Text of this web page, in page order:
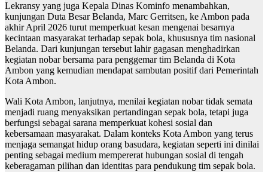
Lekransy yang juga Kepala Dinas Kominfo menambahkan,
kunjungan Duta Besar Belanda, Marc Gerritsen, ke Ambon pada
akhir April 2026 turut memperkuat kesan mengenai besarnya
kecintaan masyarakat terhadap sepak bola, khususnya tim nasional
Belanda. Dari kunjungan tersebut lahir gagasan menghadirkan
kegiatan nobar bersama para penggemar tim Belanda di Kota
Ambon yang kemudian mendapat sambutan positif dari Pemerintah
Kota Ambon.
Wali Kota Ambon, lanjutnya, menilai kegiatan nobar tidak semata
menjadi ruang menyaksikan pertandingan sepak bola, tetapi juga
berfungsi sebagai sarana memperkuat kohesi sosial dan
kebersamaan masyarakat. Dalam konteks Kota Ambon yang terus
menjaga semangat hidup orang basudara, kegiatan seperti ini dinilai
penting sebagai medium mempererat hubungan sosial di tengah
keberagaman pilihan dan identitas para pendukung tim sepak bola.